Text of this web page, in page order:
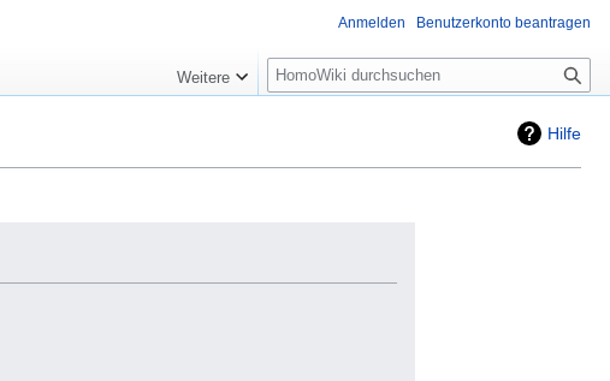
Hilfe
Anmelden Benutzerkonto beantragen
Weitere
Suche